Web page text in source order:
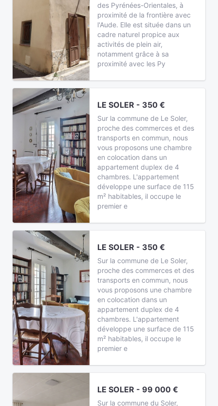
des Pyrénées-Orientales, à
proximité de la frontière avec
l'Aude. Elle est située dans un
cadre naturel propice aux
activités de plein air,
notamment grâce à sa
proximité avec les Py
LE SOLER - 350 €
Sur la commune de Le Soler,
proche des commerces et des
transports en commun, nous
vous proposons une chambre
en colocation dans un
appartement duplex de 4
chambres. L'appartement
développe une surface de 115
m² habitables, il occupe le
premier e
LE SOLER - 350 €
Sur la commune de Le Soler,
proche des commerces et des
transports en commun, nous
vous proposons une chambre
en colocation dans un
appartement duplex de 4
chambres. L'appartement
développe une surface de 115
m² habitables, il occupe le
premier e
LE SOLER - 99 000 €
Sur la commune du Soler,